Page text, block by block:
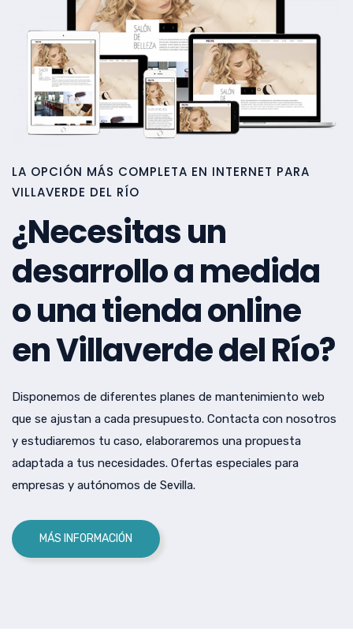
LA OPCIÓN MÁS COMPLETA EN INTERNET PARA
VILLAVERDE DEL RÍO
¿Necesitas un
desarrollo a medida
o una tienda online
en Villaverde del Río?
Disponemos de diferentes planes de mantenimiento web
que se ajustan a cada presupuesto. Contacta con nosotros
y estudiaremos tu caso, elaboraremos una propuesta
adaptada a tus necesidades. Ofertas especiales para
empresas y autónomos de Sevilla.
MÁS INFORMACIÓN